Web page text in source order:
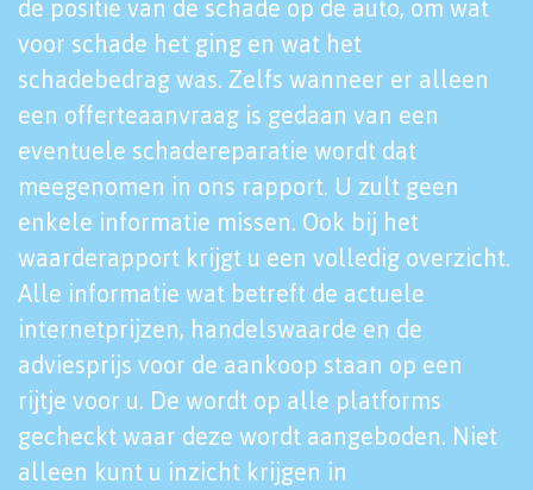
de positie van de schade op de auto, om wat
voor schade het ging en wat het
schadebedrag was. Zelfs wanneer er alleen
een offerteaanvraag is gedaan van een
eventuele schadereparatie wordt dat
meegenomen in ons rapport. U zult geen
enkele informatie missen. Ook bij het
waarderapport krijgt u een volledig overzicht.
Alle informatie wat betreft de actuele
internetprijzen, handelswaarde en de
adviesprijs voor de aankoop staan op een
rijtje voor u. De wordt op alle platforms
gecheckt waar deze wordt aangeboden. Niet
alleen kunt u inzicht krijgen in